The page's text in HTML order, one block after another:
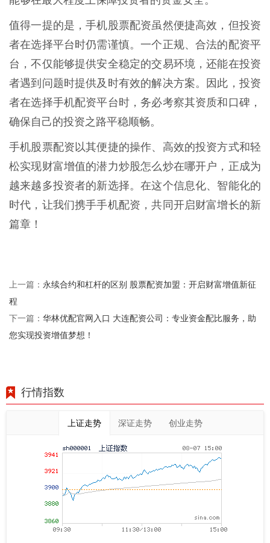
值得一提的是，手机股票配资虽然便捷高效，但投资
者在选择平台时仍需谨慎。一个正规、合法的配资平
台，不仅能够提供安全稳定的交易环境，还能在投资
者遇到问题时提供及时有效的解决方案。因此，投资
者在选择手机配资平台时，务必考察其资质和口碑，
确保自己的投资之路平稳顺畅。
手机股票配资以其便捷的操作、高效的投资方式和轻
松实现财富增值的潜力炒股怎么炒在哪开户，正成为
越来越多投资者的新选择。在这个信息化、智能化的
时代，让我们携手手机配资，共同开启财富增长的新
篇章！
上一篇： 永续合约和杠杆的区别 股票配资加盟：开启财富增值新征
程
下一篇： 华林优配官网入口 大连配资公司：专业资金配比服务，助
您实现投资增值梦想！
行情指数
上证走势 深证走势 创业走势